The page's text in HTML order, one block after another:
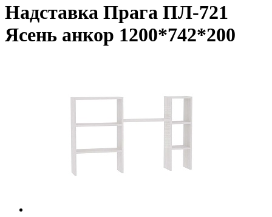
Надставка Прага ПЛ-721
Ясень анкор 1200*742*200